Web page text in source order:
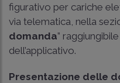
figurativo per cariche
via telematica, nella
domanda”
dell’applicativo.
Presentazione delle